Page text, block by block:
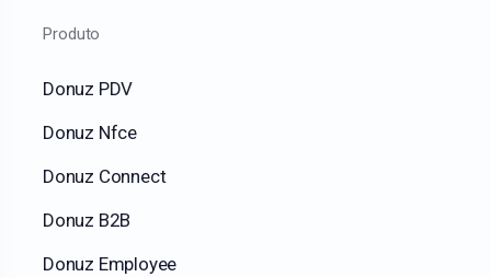
Produto
Donuz PDV
Donuz Nfce
Donuz Connect
Donuz B2B
Donuz Employee